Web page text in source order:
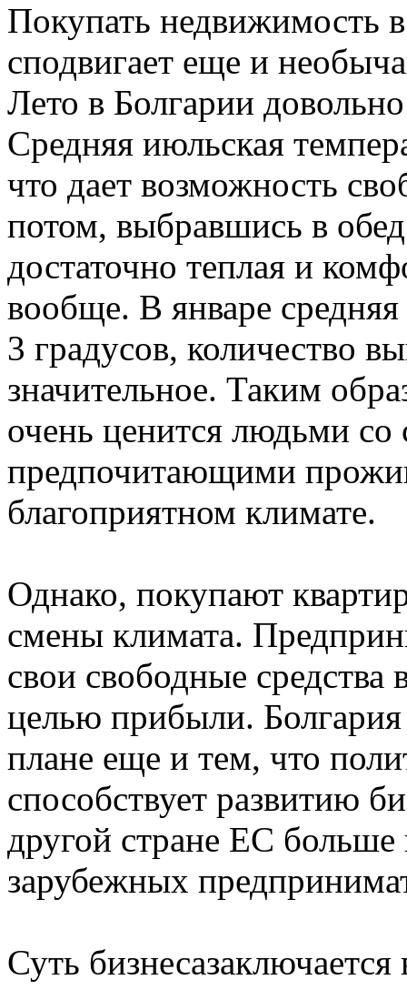
Покупать недвижимость
сподвигает еще и
Лето в Болгарии
Средняя июльская
что дает возможность
потом, выбравшись в
достаточно теплая и
вообще. В январе средняя
3 градусов, количество
значительное. Таким
очень ценится людьми
предпочитающими
благоприятном климате.
Однако, покупают
смены климата.
свои свободные
целью прибыли. Болгария
плане еще и тем, что
способствует развитию
другой стране ЕС больше
зарубежных
Суть